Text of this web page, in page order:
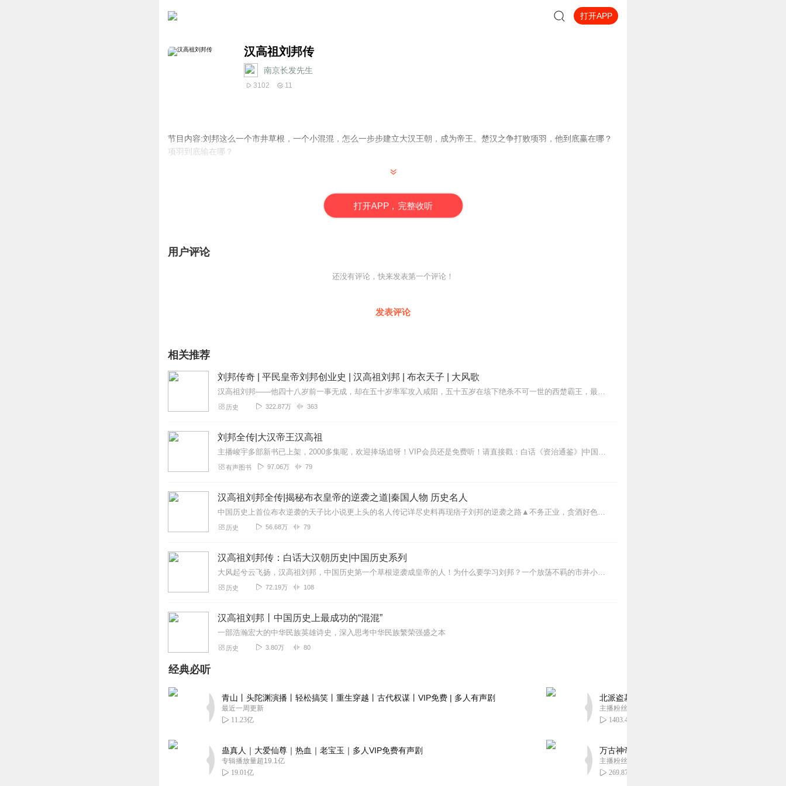
打开APP
汉高祖刘邦传
南京长发先生
3102 11
节目内容:刘邦这么一个市井草根，一个小混混，怎么一步步建立大汉王朝，成为帝王。楚汉之争打败项羽，他到底赢在哪？
项羽到底输在哪？
打开APP，完整收听
用户评论
还没有评论，快来发表第一个评论！
发表评论
相关推荐
刘邦传奇 | 平民皇帝刘邦创业史 | 汉高祖刘邦 | 布衣天子 | 大风歌
汉高祖刘邦——他四十八岁前一事无成，却在五十岁率军攻入咸阳，五十五岁在垓下绝杀不可一世的西楚霸王，最终开创四百年大汉基业！本专辑将带您穿越两千年时空，亲历这段中...
历史 322.87万 363
刘邦全传|大汉帝王汉高祖
主播峻宇多部新书已上架，2000多集呢，欢迎捧场追呀！VIP会员还是免费听！请直接戳：白话《资治通鉴》|中国权谋智慧白话《山海...
有声图书 97.06万 79
汉高祖刘邦全传|揭秘布衣皇帝的逆袭之道|秦国人物 历史名人
中国历史上首位布衣逆袭的天子比小说更上头的名人传记详尽史料再现痞子刘邦的逆袭之路▲不务正业，贪酒好色，47岁“高龄”才开始起兵反秦，居然只花7年时间就打下了江山...
历史 56.68万 79
汉高祖刘邦传：白话大汉朝历史|中国历史系列
大风起兮云飞扬，汉高祖刘邦，中国历史第一个草根逆袭成皇帝的人！为什么要学习刘邦？一个放荡不羁的市井小民，在天下大乱、英雄辈出的秦朝末年脱颖而出，四年鏖战，五载争...
历史 72.19万 108
汉高祖刘邦丨中国历史上最成功的“混混”
一部浩瀚宏大的中华民族英雄诗史，深入思考中华民族繁荣强盛之本
历史 3.80万 80
经典必听
青山丨头陀渊演播丨轻松搞笑丨重生穿越丨古代权谋丨VIP免费 | 多人有声剧
最近一周更新
11.23亿
蛊真人｜大爱仙尊｜热血｜老宝玉｜多人VIP免费有声剧
专辑播放量超19.1亿
19.01亿
北派盗墓笔记丨头陀渊出品丨悬疑灵异丨摸金校尉
主播粉丝1659万
1403.44万
万古神帝丨玄幻丨热血丨紫襟团队演播丨多人有声
主播粉丝2836万
269.87万